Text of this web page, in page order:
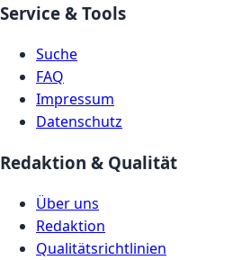
Service & Tools
Suche
FAQ
Impressum
Datenschutz
Redaktion & Qualität
Über uns
Redaktion
Qualitätsrichtlinien